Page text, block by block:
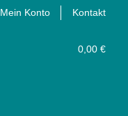
Mein Konto Kontakt
0,00 €